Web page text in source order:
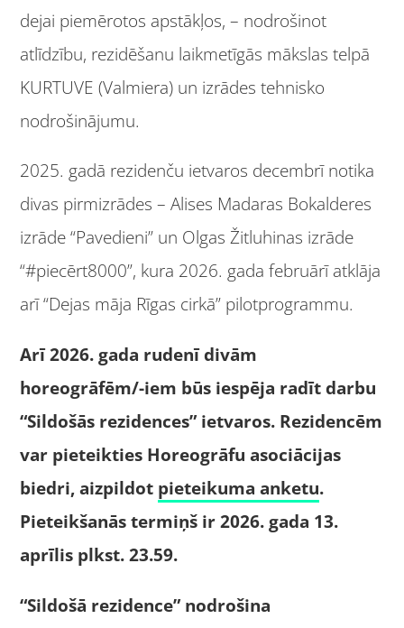
dejai piemērotos apstākļos, – nodrošinot
atlīdzību, rezidēšanu laikmetīgās mākslas telpā
KURTUVE (Valmiera) un izrādes tehnisko
nodrošinājumu.
2025. gadā rezidenču ietvaros decembrī notika
divas pirmizrādes – Alises Madaras Bokalderes
izrāde “Pavedieni” un Olgas Žitluhinas izrāde
“#piecērt8000”, kura 2026. gada februārī atklāja
arī “Dejas māja Rīgas cirkā” pilotprogrammu.
Arī 2026. gada rudenī divām
horeogrāfēm/-iem būs iespēja radīt darbu
“Sildošās rezidences” ietvaros. Rezidencēm
var pieteikties Horeogrāfu asociācijas
biedri, aizpildot pieteikuma anketu.
Pieteikšanās termiņš ir 2026. gada 13.
aprīlis plkst. 23.59.
“Sildošā rezidence” nodrošina